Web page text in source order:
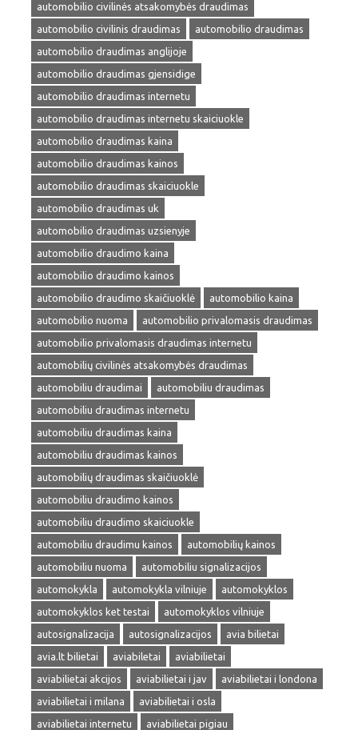
automobilio civilinės atsakomybės draudimas
automobilio civilinis draudimas
automobilio draudimas
automobilio draudimas anglijoje
automobilio draudimas gjensidige
automobilio draudimas internetu
automobilio draudimas internetu skaiciuokle
automobilio draudimas kaina
automobilio draudimas kainos
automobilio draudimas skaiciuokle
automobilio draudimas uk
automobilio draudimas uzsienyje
automobilio draudimo kaina
automobilio draudimo kainos
automobilio draudimo skaičiuoklė
automobilio kaina
automobilio nuoma
automobilio privalomasis draudimas
automobilio privalomasis draudimas internetu
automobilių civilinės atsakomybės draudimas
automobiliu draudimai
automobiliu draudimas
automobiliu draudimas internetu
automobiliu draudimas kaina
automobiliu draudimas kainos
automobilių draudimas skaičiuoklė
automobiliu draudimo kainos
automobiliu draudimo skaiciuokle
automobiliu draudimu kainos
automobilių kainos
automobiliu nuoma
automobiliu signalizacijos
automokykla
automokykla vilniuje
automokyklos
automokyklos ket testai
automokyklos vilniuje
autosignalizacija
autosignalizacijos
avia bilietai
avia.lt bilietai
aviabiletai
aviabilietai
aviabilietai akcijos
aviabilietai i jav
aviabilietai i londona
aviabilietai i milana
aviabilietai i osla
aviabilietai internetu
aviabilietai pigiau